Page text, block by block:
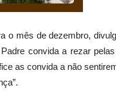
o mês de dezembro,
convida a rezar
as convida a não